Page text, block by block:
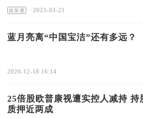
政策通 · 2023-03-21
蓝月亮离“中国宝洁”还有多远？
2020-12-18 16:14
25倍股欧普康视遭实控人减持 持
质押近两成